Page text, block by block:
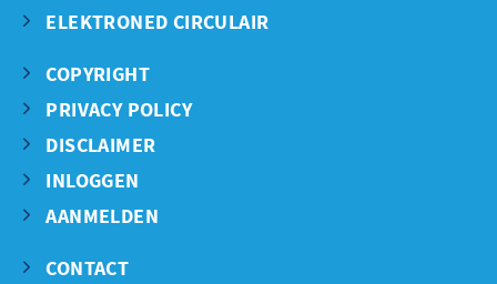
ELEKTRONED CIRCULAIR
COPYRIGHT
PRIVACY POLICY
DISCLAIMER
INLOGGEN
AANMELDEN
CONTACT